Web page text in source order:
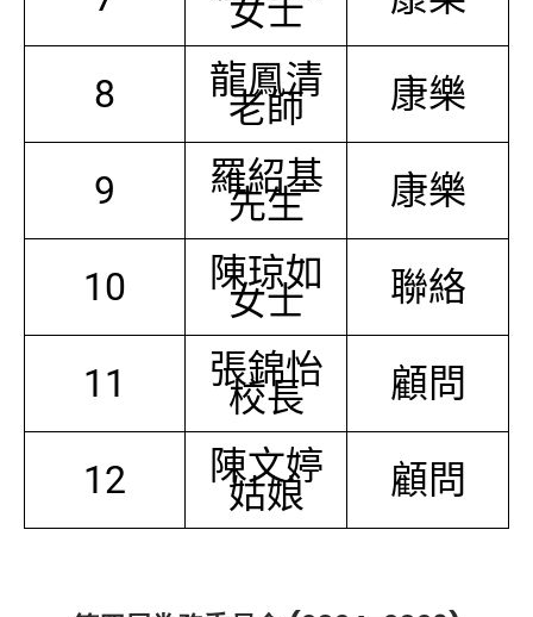
女士
8 龍鳳清
老師 康樂
9 羅紹基
先生 康樂
10 陳琼如
女士 聯絡
11 張錦怡
校長 顧問
12 陳文婷
姑娘 顧問